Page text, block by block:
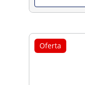
Oferta